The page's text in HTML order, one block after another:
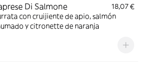
Di Salmone
18,07 €
con cruijiente de apio, salmón
y citronette de naranja